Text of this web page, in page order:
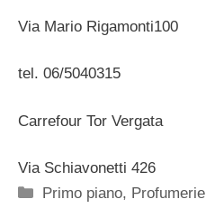
Via Mario Rigamonti100
tel. 06/5040315
Carrefour Tor Vergata
Via Schiavonetti 426
Categorie
Primo piano, Profumerie